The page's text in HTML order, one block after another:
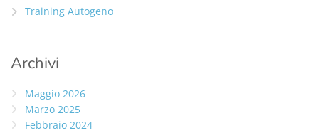
Training Autogeno
Archivi
Maggio 2026
Marzo 2025
Febbraio 2024